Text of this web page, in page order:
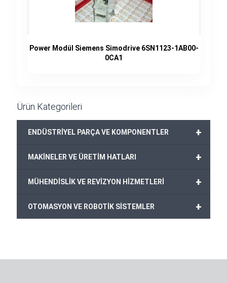
Power Modül Siemens Simodrive 6SN1123-1AB00-
0CA1
Ürün Kategorileri
+
ENDÜSTRİYEL PARÇA VE KOMPONENTLER
+
MAKİNELER VE ÜRETİM HATLARI
+
MÜHENDİSLİK VE REVİZYON HİZMETLERİ
+
OTOMASYON VE ROBOTİK SİSTEMLER